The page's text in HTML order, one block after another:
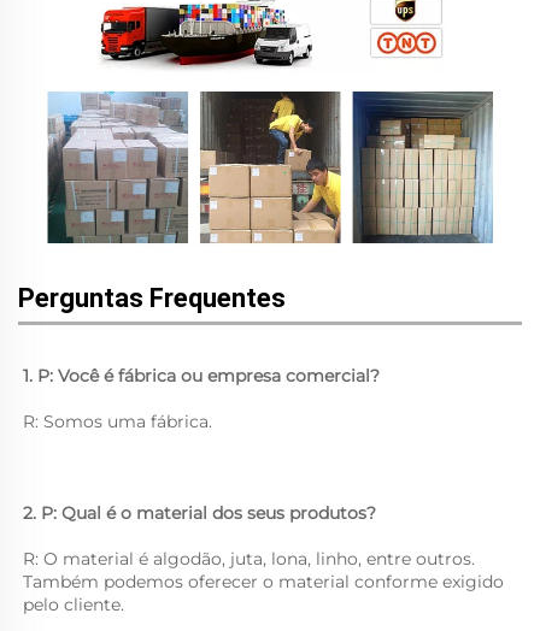
Perguntas Frequentes
1. P: Você é fábrica ou empresa comercial?
R: Somos uma fábrica.
2. P: Qual é o material dos seus produtos?
R: O material é algodão, juta, lona, linho, entre outros.
Também podemos oferecer o material conforme exigido
pelo cliente.